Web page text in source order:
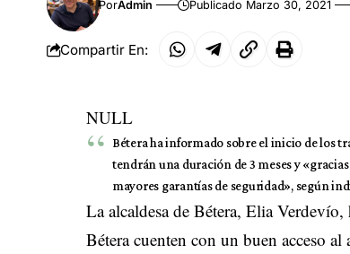
PorAdmin Publicado Marzo 30, 2021
Compartir En:
NULL
Bétera ha informado sobre el inicio de los
tendrán una duración de 3 meses y
mayores garantías de seguridad», según
La alcaldesa de Bétera, Elia
Bétera cuenten con un buen acceso